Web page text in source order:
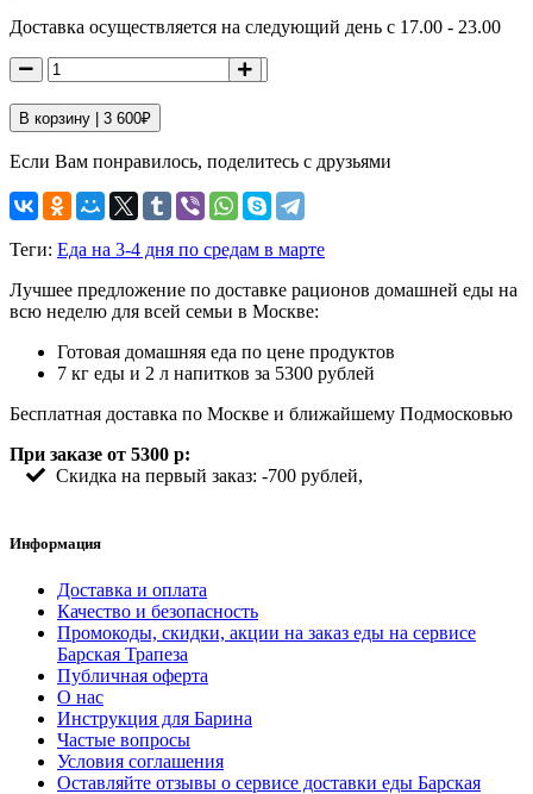
Доставка осуществляется на следующий день с 17.00 - 23.00
В корзину | 3 600₽
Если Вам понравилось, поделитесь с друзьями
Теги: Еда на 3-4 дня по средам в марте
Лучшее предложение по доставке рационов домашней еды на
всю неделю для всей семьи в Москве:
Готовая домашняя еда по цене продуктов
7 кг еды и 2 л напитков за 5300 рублей
Бесплатная доставка по Москве и ближайшему Подмосковью
При заказе от 5300 р:
Скидка на первый заказ: -700 рублей,
Информация
Доставка и оплата
Качество и безопасность
Промокоды, скидки, акции на заказ еды на сервисе
Барская Трапеза
Публичная оферта
О нас
Инструкция для Барина
Частые вопросы
Условия соглашения
Оставляйте отзывы о сервисе доставки еды Барская